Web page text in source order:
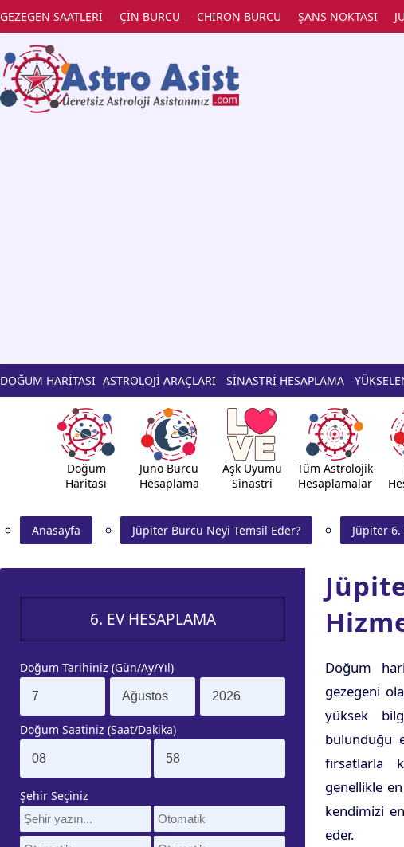
GEZEGEN SAATLERİ ÇİN BURCU CHIRON BURCU ŞANS NOKTASI
DOĞUM HARİTASI ASTROLOJİ ARAÇLARI SİNASTRİ HESAPLAMA
Doğum
Haritası
Juno Burcu
Hesaplama
Aşk Uyumu
Sinastri
Tüm Astrolojik
Hesaplamalar
Anasayfa Jüpiter Burcu Neyi Temsil Eder? Jüpiter 6.
6. EV HESAPLAMA
Doğum Tarihiniz (Gün/Ay/Yıl)
Doğum Saatiniz (Saat/Dakika)
Şehir Seçiniz
Doğum
gezegeni
yüksek
bulunduğu
fırsatlarla
genellikle
kendimizi
eder.